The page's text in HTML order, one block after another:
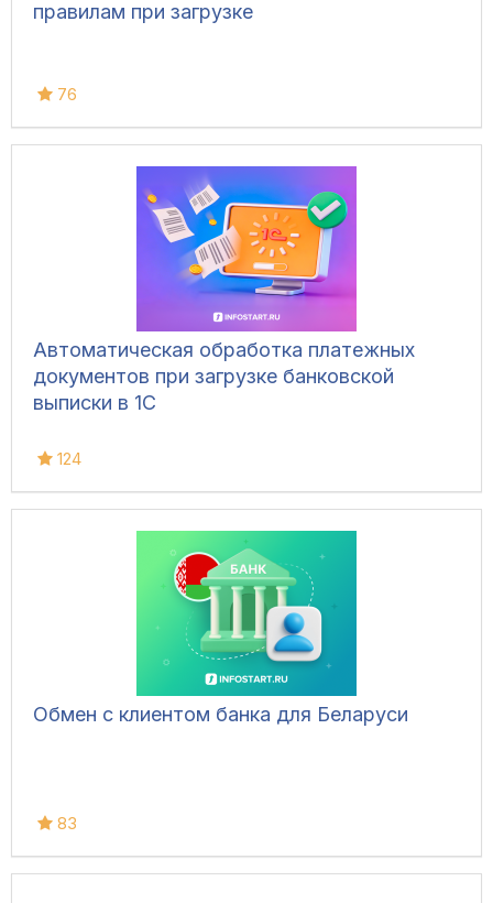
правилам при загрузке
76
Автоматическая обработка платежных
документов при загрузке банковской
выписки в 1С
124
Обмен с клиентом банка для Беларуси
83